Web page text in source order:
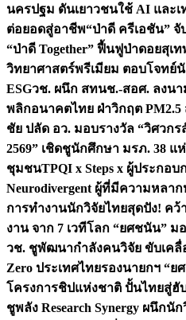
นครปฐม ดันเยาวชนใช้ AI และ
ต่อยอดสู่อาชีพ“ป่าดี ครีเอชัน”
“ป่าดี Together” ฟื้นฟูป่าดอยสุเ
วิทยาศาสตร์พรีเมียม ตอบโจทย์
ESGวช. ผนึก สทนช.-สอศ. ลงน
พลิกอนาคตไทย ฝ่าวิกฤต
ชัย ปลัด อว. มอบรางวัล “วิศวก
2569” เชิดชูนักศึกษา มรภ. 38
ชุมชนTPQI x Steps x ผู้ประกอ
Neurodivergent ผู้ที่มีความหลา
การทำงานนักวิจัยไทยสุดปัง! คว้
งาน จาก 7 เวทีโลก “ยศชนัน”
วช. ชูพัฒนากำลังคนวิจัย ขับเคลื่
Zero ประเทศไทยรองนายกฯ “ย
โครงการชิปแห่งชาติ ปั้นไทยสู่ฮับ
ชูพลัง Research Synergy ผนึก